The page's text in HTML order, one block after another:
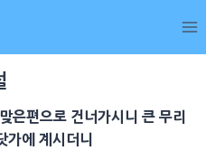
은편으로 건너가시니 큰 무리
가에 계시더니